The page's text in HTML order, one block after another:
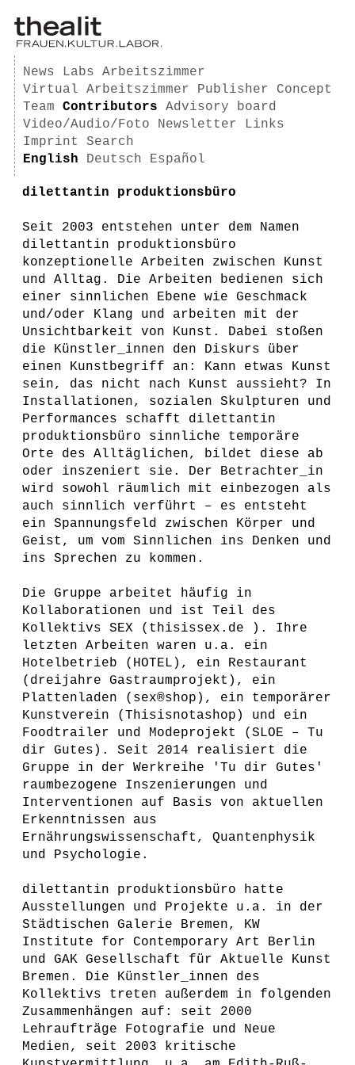
News Labs
Arbeitszimmer
Virtual Arbeitszimmer
Publisher
Concept
Team
Contributors
Advisory board
Video/Audio/Foto
Newsletter
Links
Imprint
Search
English
Deutsch Español
dilettantin produktionsbüro
Seit 2003 entstehen unter dem Namen
dilettantin produktionsbüro
konzeptionelle Arbeiten zwischen Kunst
und Alltag. Die Arbeiten bedienen sich
einer sinnlichen Ebene wie Geschmack
und/oder Klang und arbeiten mit der
Unsichtbarkeit von Kunst. Dabei stoßen
die Künstler_innen den Diskurs über
einen Kunstbegriff an: Kann etwas Kunst
sein, das nicht nach Kunst aussieht? In
Installationen, sozialen Skulpturen und
Performances schafft dilettantin
produktionsbüro sinnliche temporäre
Orte des Alltäglichen, bildet diese ab
oder inszeniert sie. Der Betrachter_in
wird sowohl räumlich mit einbezogen als
auch sinnlich verführt – es entsteht
ein Spannungsfeld zwischen Körper und
Geist, um vom Sinnlichen ins Denken und
ins Sprechen zu kommen.
Die Gruppe arbeitet häufig in
Kollaborationen und ist Teil des
Kollektivs SEX (thisissex.de ). Ihre
letzten Arbeiten waren u.a. ein
Hotelbetrieb (HOTEL), ein Restaurant
(dreijahre Gastraumprojekt), ein
Plattenladen (sex®shop), ein temporärer
Kunstverein (Thisisnotashop) und ein
Foodtrailer und Modeprojekt (SLOE – Tu
dir Gutes). Seit 2014 realisiert die
Gruppe in der Werkreihe 'Tu dir Gutes'
raumbezogene Inszenierungen und
Interventionen auf Basis von aktuellen
Erkenntnissen aus
Ernährungswissenschaft, Quantenphysik
und Psychologie.
dilettantin produktionsbüro hatte
Ausstellungen und Projekte u.a. in der
Städtischen Galerie Bremen, KW
Institute for Contemporary Art Berlin
und GAK Gesellschaft für Aktuelle Kunst
Bremen. Die Künstler_innen des
Kollektivs treten außerdem in folgenden
Zusammenhängen auf: seit 2000
Lehraufträge Fotografie und Neue
Medien, seit 2003 kritische